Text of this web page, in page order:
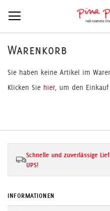
zum
Warenkorb
Sie haben keine Artikel im
Klicken Sie hier, um den Einkauf
Schnelle und zuverlässige
UPS!
INFORMATIONEN